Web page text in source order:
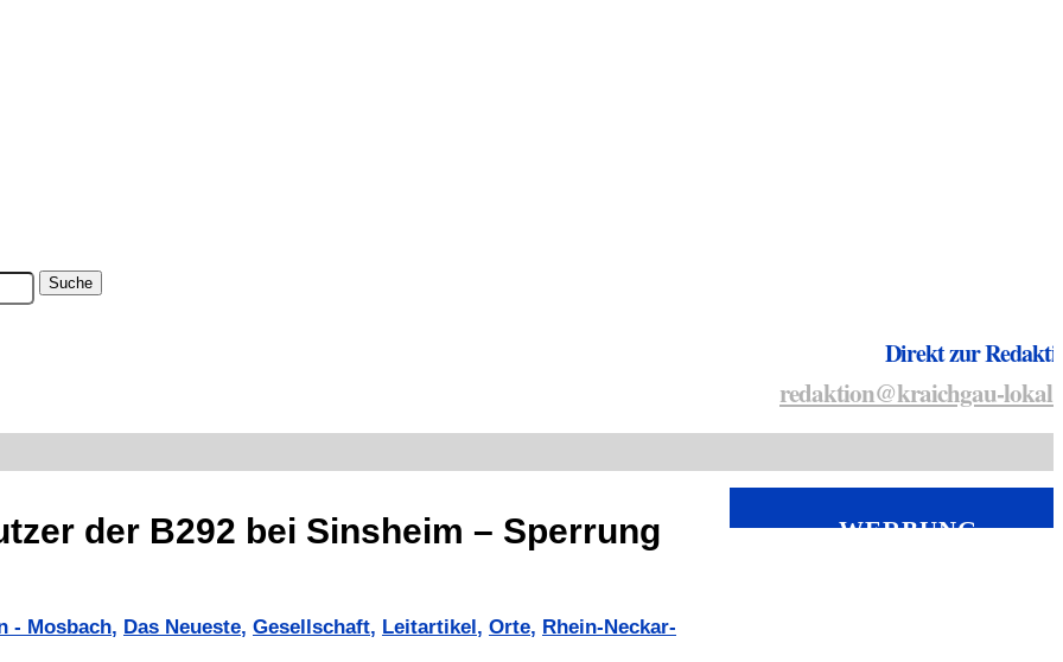
Direkt zur
redaktion@kraichgau-
der B292 bei Sinsheim – Sperrung
- Mosbach, Das Neueste, Gesellschaft, Leitartikel , Orte, Rhein-Neckar-
WERBUNG